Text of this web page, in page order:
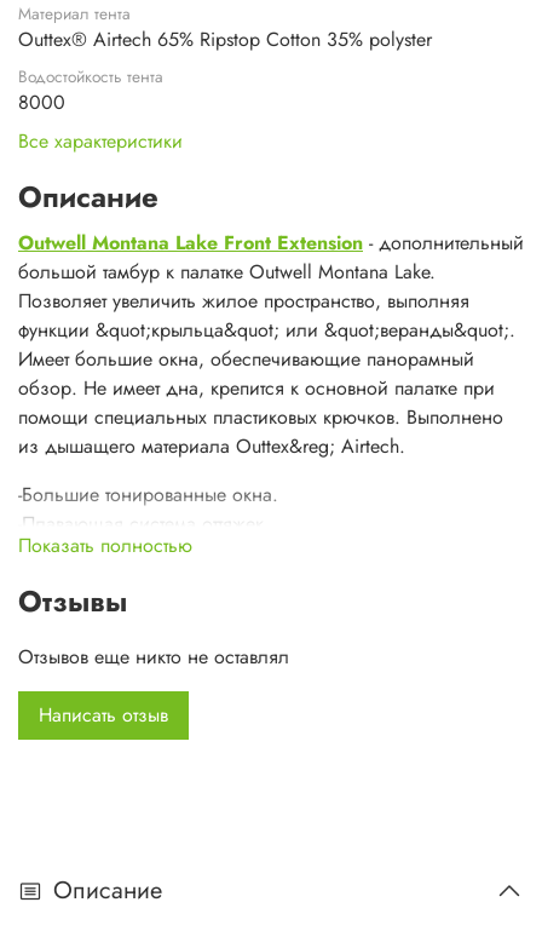
Материал тента
Outtex® Airtech 65% Ripstop Cotton 35% polyster
Водостойкость тента
8000
Все характеристики
Описание
Outwell Montana Lake Front Extension - дополнительный
большой тамбур к палатке Outwell Montana Lake.
Позволяет увеличить жилое пространство, выполняя
функции &quot;крыльца&quot; или &quot;веранды&quot;.
Имеет большие окна, обеспечивающие панорамный
обзор. Не имеет дна, крепится к основной палатке при
помощи специальных пластиковых крючков. Выполнено
из дышащего материала Outtex&reg; Airtech.
-Большие тонированные окна.
-Плавающая система оттяжек.
-Прочные молнии Outwell zips с дополнительной защитой
-Яркий цвет растяжек.
находящихся под&nbsp; напряжением.
-Легко устанавливается.&nbsp;
Технические характеристики:
Каркас: аллюминий #6063, 25 mm
Показать полностью
Отзывы
Отзывов еще никто не оставлял
Написать отзыв
Описание